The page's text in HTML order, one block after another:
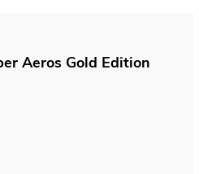
Aeros Gold Edition